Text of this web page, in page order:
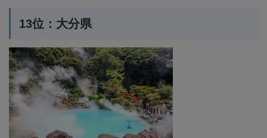
13位：大分県